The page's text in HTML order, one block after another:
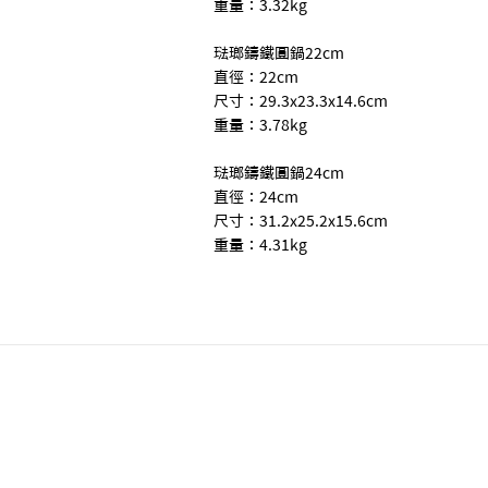
重量：3.32kg
琺瑯鑄鐵圓鍋22cm
直徑：22cm
尺寸：29.3x23.3x14.6cm
重量：3.78kg
琺瑯鑄鐵圓鍋24cm
直徑：24cm
尺寸：31.2x25.2x15.6cm
重量：4.31kg